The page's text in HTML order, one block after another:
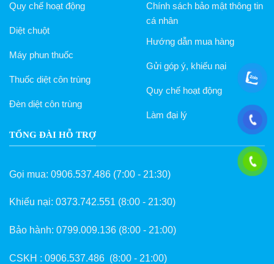
Quy chế hoạt động
Diệt chuột
Máy phun thuốc
Thuốc diệt côn trùng
Đèn diệt côn trùng
Chính sách bảo mật thông tin
cá nhân
Hướng dẫn mua hàng
Gửi góp ý, khiếu nại
Quy chế hoạt động
Làm đại lý
TỔNG ĐÀI HỖ TRỢ
Gọi mua: 0906.537.486 (7:00 - 21:30)
Khiếu nại: 0373.742.551 (8:00 - 21:30)
Bảo hành: 0799.009.136 (8:00 - 21:00)
CSKH : 0906.537.486 (8:00 - 21:00)